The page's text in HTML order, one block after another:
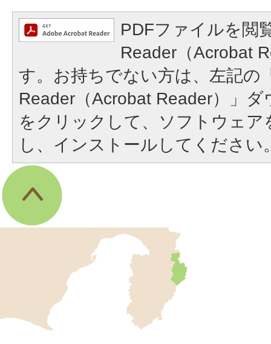
PDFファイルを閲
Reader（Acrobat
す。お持ちでない方は、左記の
Reader（Acrobat Reader）」
をクリックして、ソフトウェア
し、インストールしてください